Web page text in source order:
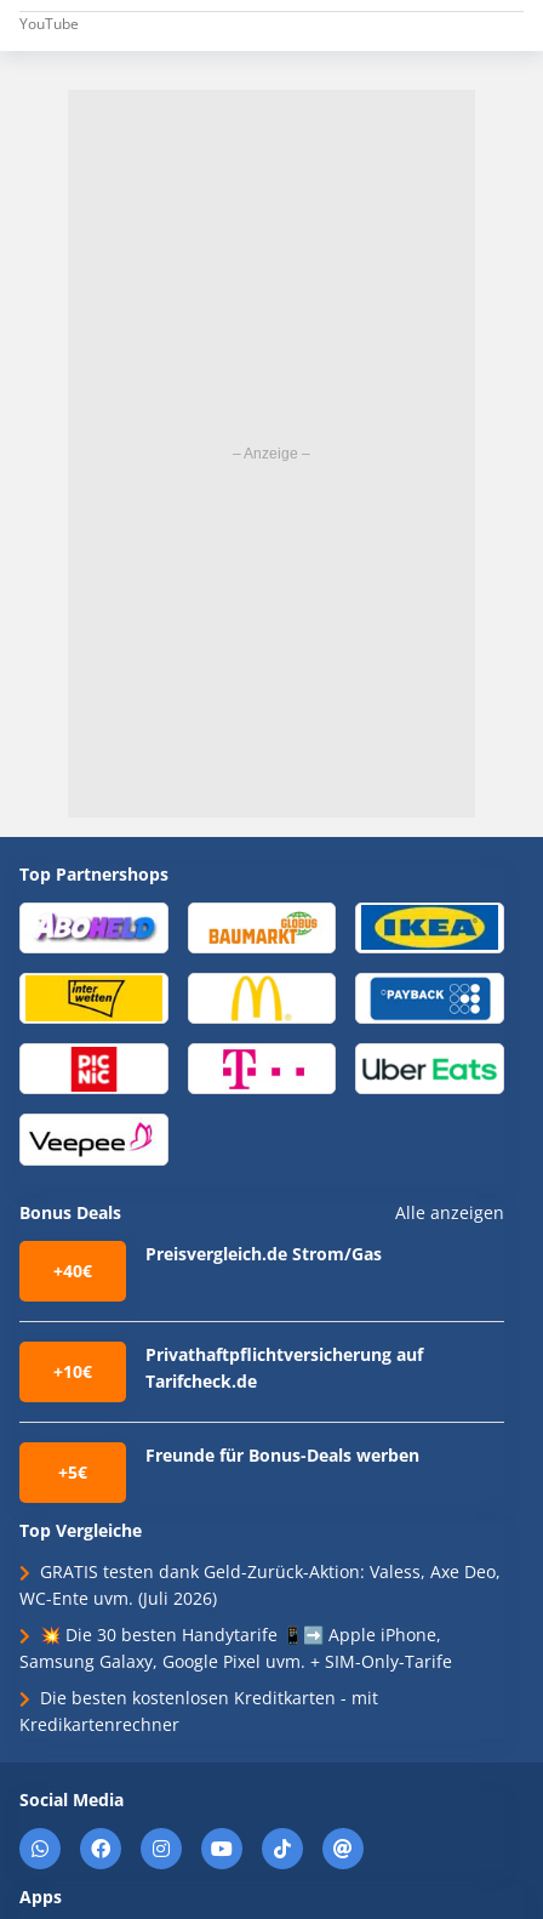
YouTube
Top Partnershops
Bonus Deals Alle anzeigen
+40€
Preisvergleich.de Strom/Gas
+10€
Privathaftpflichtversicherung auf
Tarifcheck.de
+5€
Freunde für Bonus-Deals werben
Top Vergleiche
GRATIS testen dank Geld-Zurück-Aktion: Valess, Axe Deo,
WC-Ente uvm. (Juli 2026)
💥 Die 30 besten Handytarife 📱➡️ Apple iPhone,
Samsung Galaxy, Google Pixel uvm. + SIM-Only-Tarife
Die besten kostenlosen Kreditkarten - mit
Kredikartenrechner
Social Media
Apps